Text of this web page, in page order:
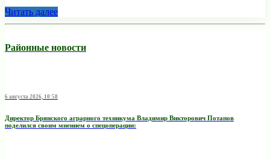
Читать далее
Районные новости
6 августа 2026, 10:58
Директор Брянского аграрного техникума Владимир Викторович Потапов
поделился своим мнением о спецоперации: